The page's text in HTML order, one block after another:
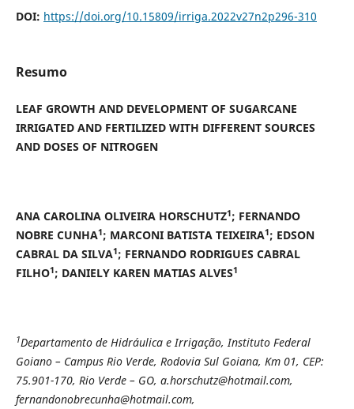
DOI: https://doi.org/10.15809/irriga.2022v27n2p296-310
Resumo
LEAF GROWTH AND DEVELOPMENT OF SUGARCANE
IRRIGATED AND FERTILIZED WITH DIFFERENT SOURCES
AND DOSES OF NITROGEN
ANA CAROLINA OLIVEIRA HORSCHUTZ1; FERNANDO
NOBRE CUNHA1; MARCONI BATISTA TEIXEIRA1; EDSON
CABRAL DA SILVA1; FERNANDO RODRIGUES CABRAL
FILHO1; DANIELY KAREN MATIAS ALVES1
1Departamento de Hidráulica e Irrigação, Instituto Federal
Goiano – Campus Rio Verde, Rodovia Sul Goiana, Km 01, CEP:
75.901-170, Rio Verde – GO, a.horschutz@hotmail.com,
fernandonobrecunha@hotmail.com,